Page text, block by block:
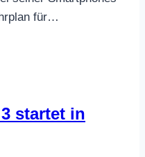
für…
startet in